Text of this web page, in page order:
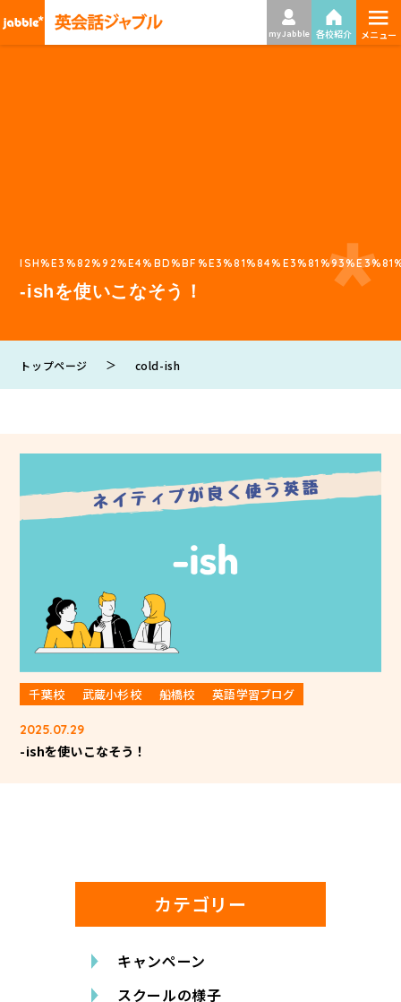
my Jabble 各校紹介 ≡
メニュー
-ishを使いこなそう！
トップページ ＞ cold-ish
千葉校 武蔵小杉校 船橋校 英語学習ブログ
2025.07.29
-ishを使いこなそう！
カテゴリー
キャンペーン
スクールの様子